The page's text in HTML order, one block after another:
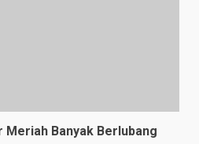
Banyak Berlubang